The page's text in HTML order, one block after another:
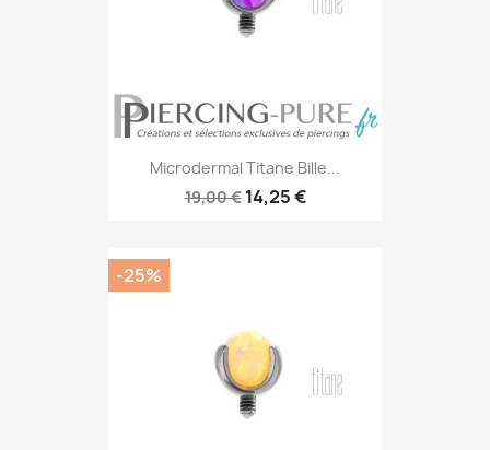
Microdermal Titane Bille...
19,00 € 14,25 €
-25%